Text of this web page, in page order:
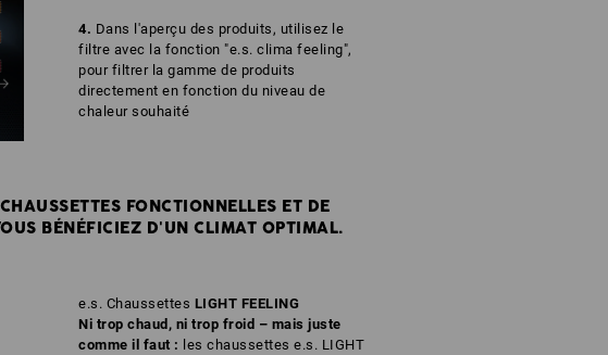
4. Dans l'aperçu des produits, utilisez le
filtre avec la fonction "e.s. clima feeling",
pour filtrer la gamme de produits
directement en fonction du niveau de
chaleur souhaité
FONCTIONNELLES ET DE
BÉNÉFICIEZ D'UN CLIMAT OPTIMAL.
e.s. Chaussettes LIGHT FEELING
Ni trop chaud, ni trop froid – mais juste
comme il faut : les chaussettes e.s. LIGHT